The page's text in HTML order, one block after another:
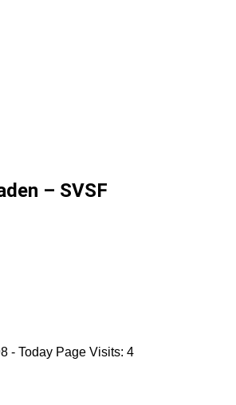
– SVSF
- Today Page Visits: 4